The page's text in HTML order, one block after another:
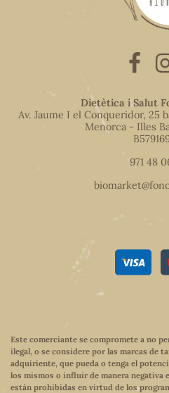
Dietètica i Salut
Av. Jaume I el Conqueridor, 25
Menorca - Illes
971 48
Este comerciante se compromete a no
ilegal, o se considere por las marcas de
adquiriente, que pueda o tenga el
los mismos o influir de manera negativa
están prohibidas en virtud de los